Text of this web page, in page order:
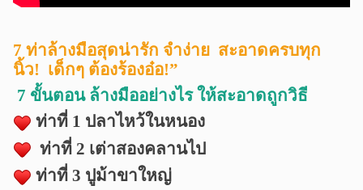
7 ท่าล้างมือสุดน่ารัก จำง่าย สะอาดครบทุก
นิ้ว! เด็กๆ ต้องร้องอ๋อ!”
7 ขั้นตอน ล้างมืออย่างไร ให้สะอาดถูกวิธี
ท่าที่ 1 ปลาไหว้ในหนอง
ท่าที่ 2 เต่าสองคลานไป
ท่าที่ 3 ปูม้าขาใหญ่